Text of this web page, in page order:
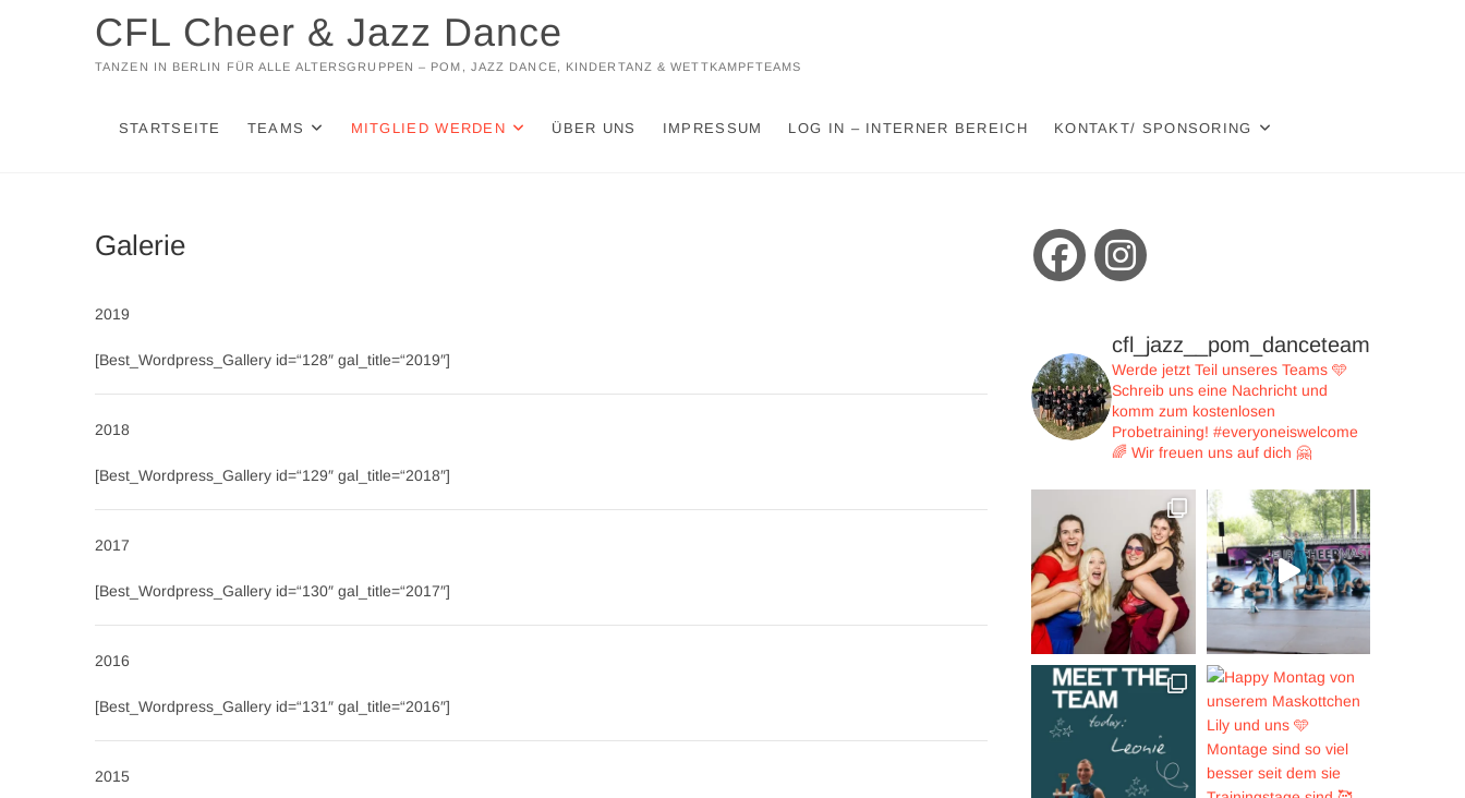
CFL Cheer & Jazz Dance
TANZEN IN BERLIN FÜR ALLE ALTERSGRUPPEN – POM, JAZZ DANCE, KINDERTANZ & WETTKAMPFTEAMS
STARTSEITE TEAMS MITGLIED WERDEN ÜBER UNS IMPRESSUM LOG IN – INTERNER BEREICH KONTAKT/ SPONSORING
Galerie
2019
[Best_Wordpress_Gallery id=“128″ gal_title=“2019″]
2018
[Best_Wordpress_Gallery id=“129″ gal_title=“2018″]
2017
[Best_Wordpress_Gallery id=“130″ gal_title=“2017″]
2016
[Best_Wordpress_Gallery id=“131″ gal_title=“2016″]
2015
cfl_jazz__pom_danceteam
Werde jetzt Teil unseres Teams 🩵
Schreib uns eine Nachricht und
komm zum kostenlosen
Probetraining! #everyoneiswelcome
🌈 Wir freuen uns auf dich 🤗